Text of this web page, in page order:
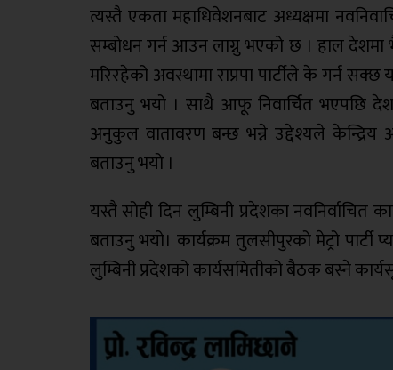
त्यस्तै एकता महाधिवेशनबाट अध्यक्षमा
सम्बोधन गर्न आउन लाग्नु भएको छ । हाल देशमा
मरिरहेको अवस्थामा राप्रपा पार्टीले के गर्न
बताउनु भयो । साथै आफू निवार्चित भएपछि
अनुकुल वातावरण बन्छ भन्ने उद्देश्यले
बताउनु भयो ।
यस्तै सोही दिन लुम्बिनी प्रदेशका
बताउनु भयो। कार्यक्रम तुलसीपुरको मेट्रो
लुम्बिनी प्रदेशको कार्यसमितीको बैठक बस्ने